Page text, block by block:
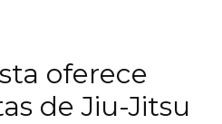
oferece
de Jiu-Jitsu